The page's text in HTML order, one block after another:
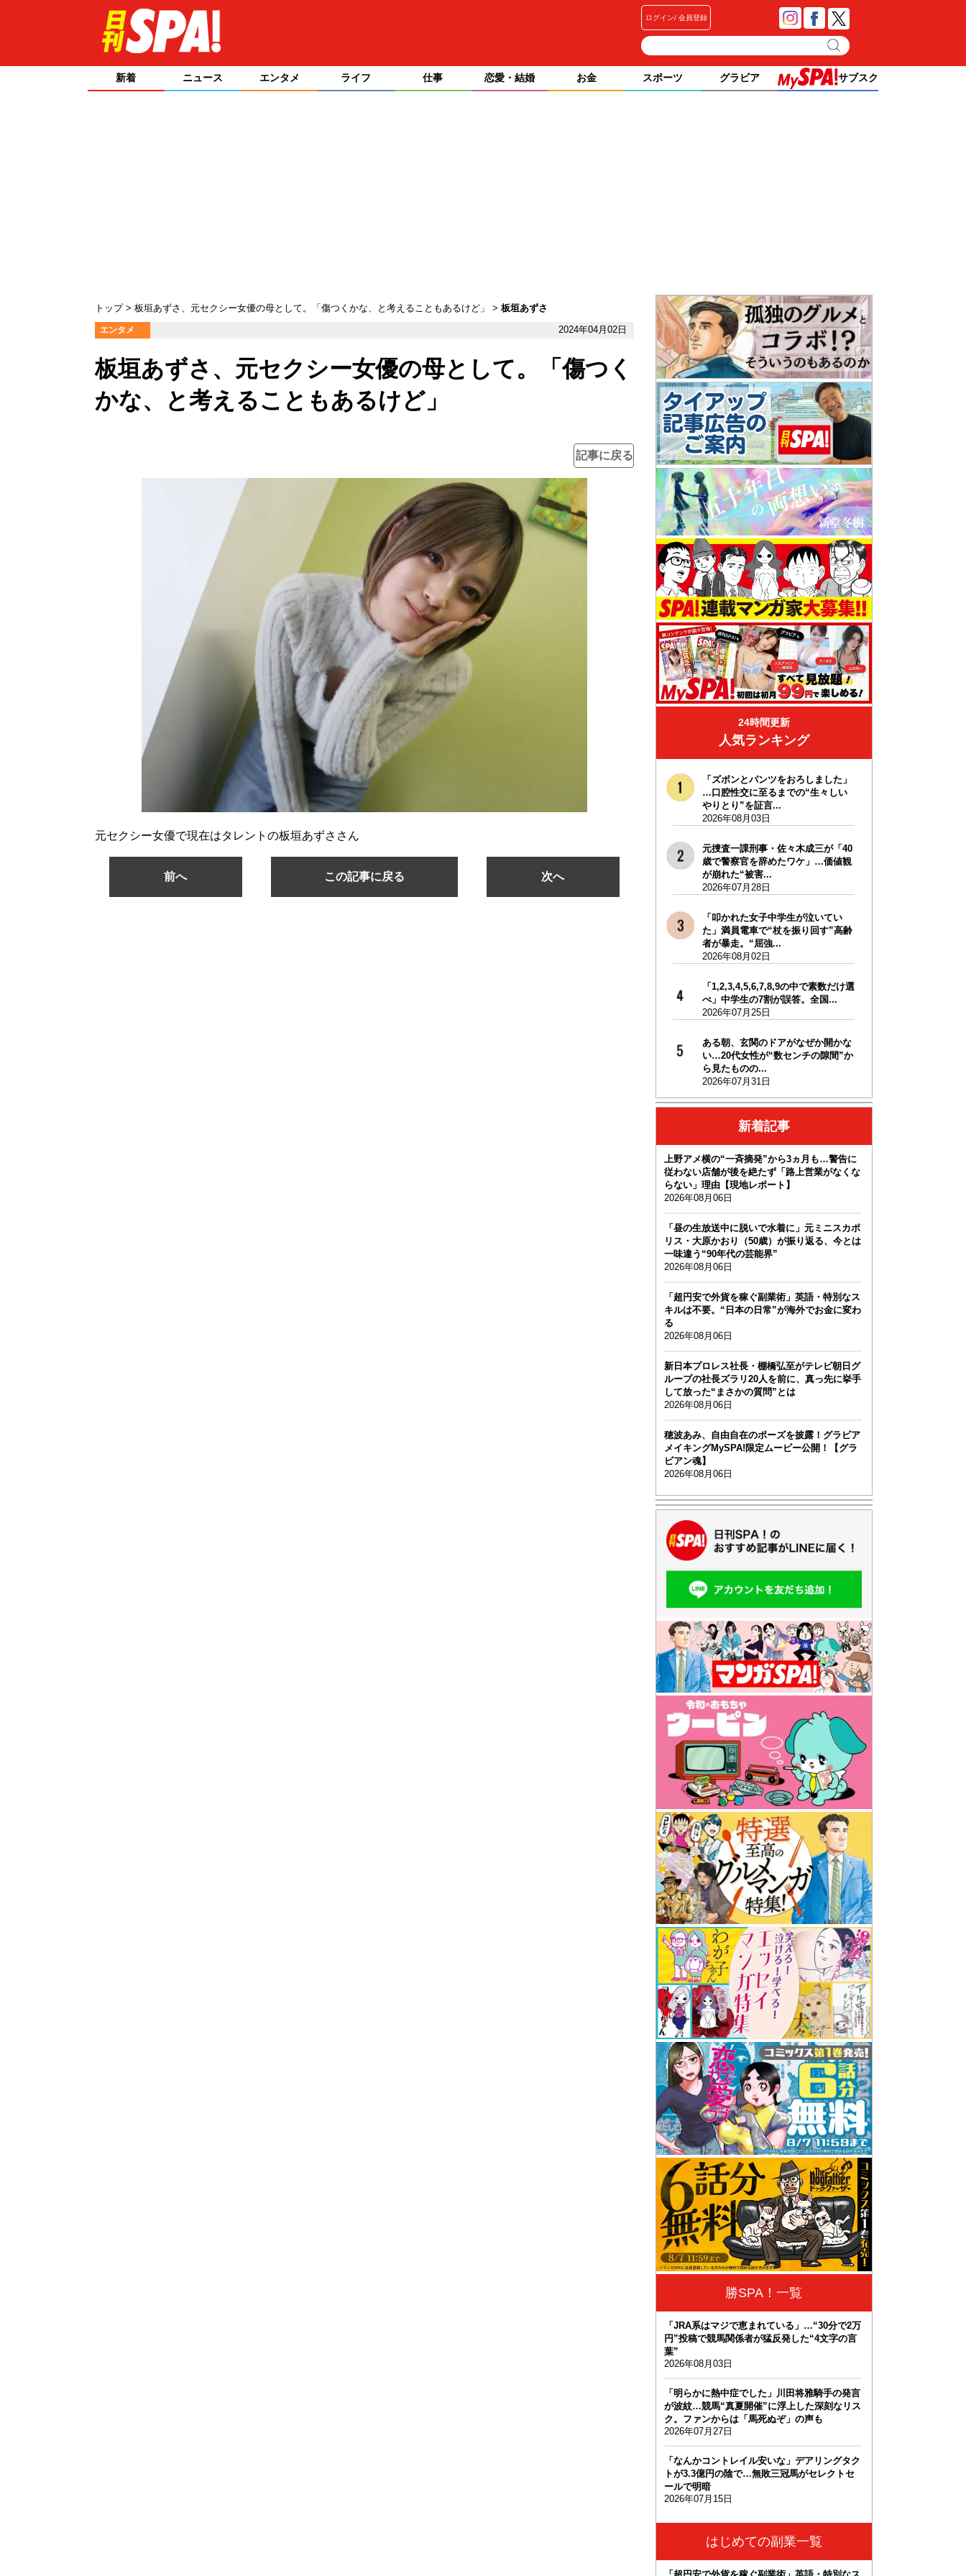
ログイン 会員登録
新着 ニュース エンタメ ライフ 仕事 恋愛・結婚 お金 スポーツ グラビア サブスク
トップ 板垣あずさ、元セクシー女優の母として。「傷つくかな、と考えることもあるけど」 板垣あずさ
エンタメ 2024年04月02日
板垣あずさ、元セクシー女優の母として。「傷つく
かな、と考えることもあるけど」
記事に戻る
元セクシー女優で現在はタレントの板垣あずささん
前へ この記事に戻る 次へ
24時間更新
人気ランキング
「ズボンとパンツをおろしました」
…口腔性交に至るまでの“生々しい
やりとり”を証言...
2026年08月03日
元捜査一課刑事・佐々木成三が「40
歳で警察官を辞めたワケ」…価値観
が崩れた“被害...
2026年07月28日
「叩かれた女子中学生が泣いてい
た」満員電車で“杖を振り回す”高齢
者が暴走。“屈強...
2026年08月02日
「1,2,3,4,5,6,7,8,9の中で素数だけ選
べ」中学生の7割が誤答。全国...
2026年07月25日
ある朝、玄関のドアがなぜか開かな
い…20代女性が“数センチの隙間”か
ら見たものの...
2026年07月31日
新着記事
上野アメ横の“一斉摘発”から3ヵ月も…警告に
従わない店舗が後を絶たず「路上営業がなくな
らない」理由【現地レポート】
2026年08月06日
「昼の生放送中に脱いで水着に」元ミニスカポ
リス・大原かおり（50歳）が振り返る、今とは
一味違う“90年代の芸能界”
2026年08月06日
「超円安で外貨を稼ぐ副業術」英語・特別なス
キルは不要。“日本の日常”が海外でお金に変わ
る
2026年08月06日
新日本プロレス社長・棚橋弘至がテレビ朝日グ
ループの社長ズラリ20人を前に、真っ先に挙手
して放った“まさかの質問”とは
2026年08月06日
穂波あみ、自由自在のポーズを披露！グラビア
メイキングMySPA!限定ムービー公開！【グラ
ビアン魂】
2026年08月06日
勝SPA！一覧
「JRA系はマジで恵まれている」…“30分で2万
円”投稿で競馬関係者が猛反発した“4文字の言
葉”
2026年08月03日
「明らかに熱中症でした」川田将雅騎手の発言
が波紋…競馬“真夏開催”に浮上した深刻なリス
ク。ファンからは「馬死ぬぞ」の声も
2026年07月27日
「なんかコントレイル安いな」デアリングタク
トが3.3億円の陰で…無敗三冠馬がセレクトセ
ールで明暗
2026年07月15日
はじめての副業一覧